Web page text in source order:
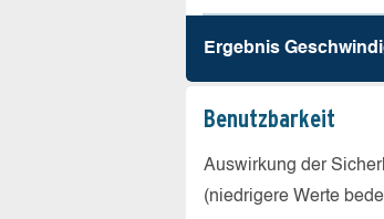
Ergebnis
Benutz­barkeit
Auswirkung der
(niedrigere Werte